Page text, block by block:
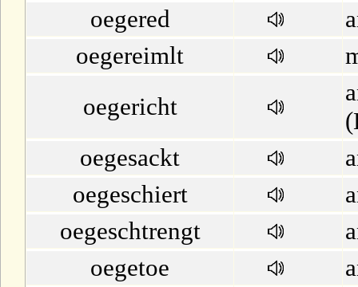
oegered
oegereimlt
oegericht
oegesackt
oegeschiert
oegeschtrengt
oegetoe